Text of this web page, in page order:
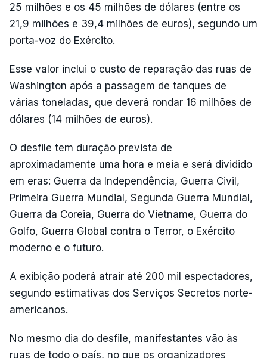
25 milhões e os 45 milhões de dólares (entre os
21,9 milhões e 39,4 milhões de euros), segundo um
porta-voz do Exército.
Esse valor inclui o custo de reparação das ruas de
Washington após a passagem de tanques de
várias toneladas, que deverá rondar 16 milhões de
dólares (14 milhões de euros).
O desfile tem duração prevista de
aproximadamente uma hora e meia e será dividido
em eras: Guerra da Independência, Guerra Civil,
Primeira Guerra Mundial, Segunda Guerra Mundial,
Guerra da Coreia, Guerra do Vietname, Guerra do
Golfo, Guerra Global contra o Terror, o Exército
moderno e o futuro.
A exibição poderá atrair até 200 mil espectadores,
segundo estimativas dos Serviços Secretos norte-
americanos.
No mesmo dia do desfile, manifestantes vão às
ruas de todo o país, no que os organizadores